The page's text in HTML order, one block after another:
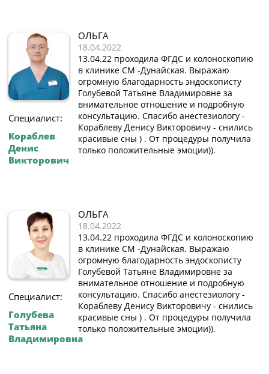
Специалист:
Кораблев
Денис
Викторович
ОЛЬГА
18.04.2022
13.04.22 проходила ФГДС и колоноскопию
в клинике СМ -Дунайская. Выражаю
огромную благодарность эндоскописту
Голубевой Татьяне Владимировне за
внимательное отношение и подробную
консультацию. Спасибо анестезиологу -
Кораблеву Денису Викторовичу - снились
красивые сны ) . От процедуры получила
только положительные эмоции)).
Специалист:
Голубева
Татьяна
Владимировна
ОЛЬГА
18.04.2022
13.04.22 проходила ФГДС и колоноскопию
в клинике СМ -Дунайская. Выражаю
огромную благодарность эндоскописту
Голубевой Татьяне Владимировне за
внимательное отношение и подробную
консультацию. Спасибо анестезиологу -
Кораблеву Денису Викторовичу - снились
красивые сны ) . От процедуры получила
только положительные эмоции)).